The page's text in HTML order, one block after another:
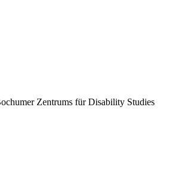
Zentrums für Disability Studies